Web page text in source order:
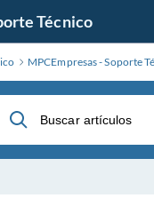
Técnico
MPCEmpresas - Soporte